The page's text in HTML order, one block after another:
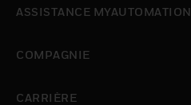
ASSISTANCE MYAUTOMATION
COMPAGNIE
CARRIÈRE